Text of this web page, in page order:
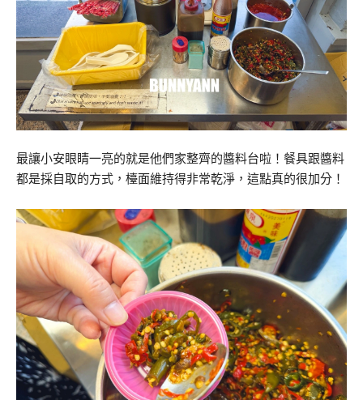
最讓小安眼睛一亮的就是他們家整齊的醬料台啦！餐具跟醬料
都是採自取的方式，檯面維持得非常乾淨，這點真的很加分！